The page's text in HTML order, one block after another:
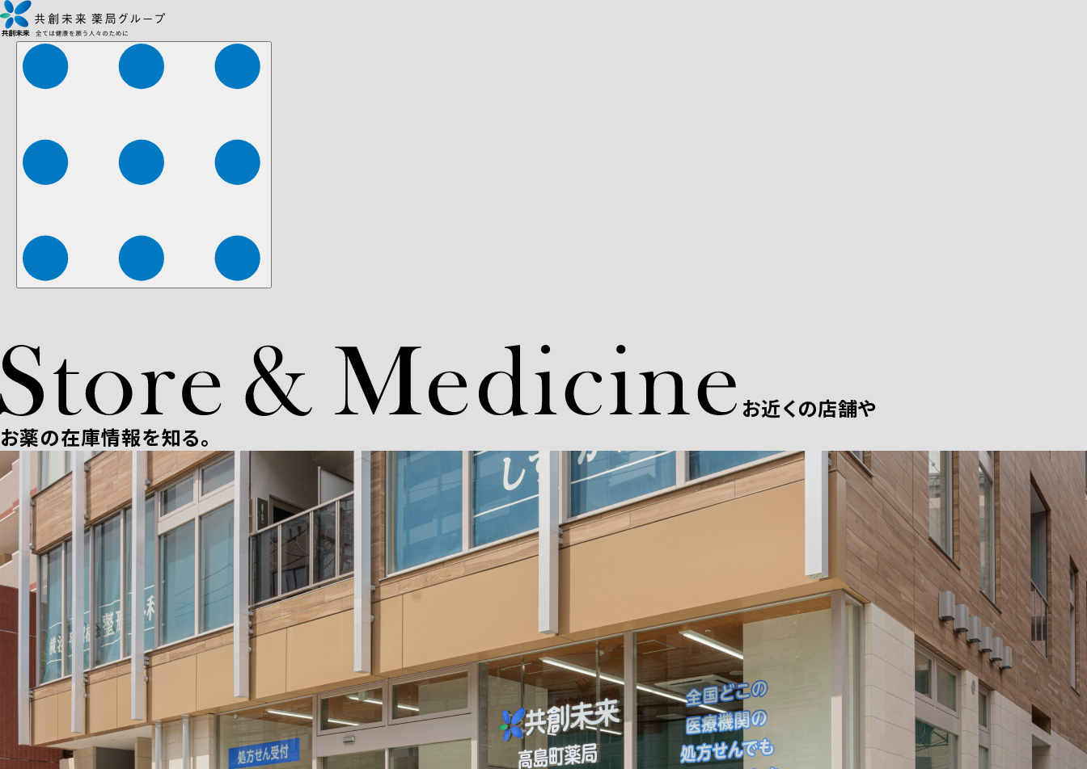
株式会社ファーマみらい 株式会社ストレチア
お近くの店舗や
お薬の在庫情報を知る。